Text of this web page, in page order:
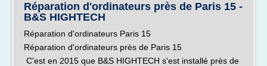
Réparation d'ordinateurs près de Paris 15 -
B&S HIGHTECH
Réparation d'ordinateurs Paris 15
Réparation d'ordinateurs près de Paris 15
C'est en 2015 que B&S HIGHTECH s'est installé près de